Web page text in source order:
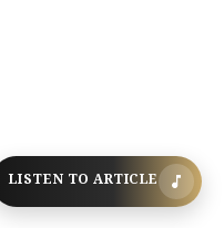
LISTEN TO ARTICLE